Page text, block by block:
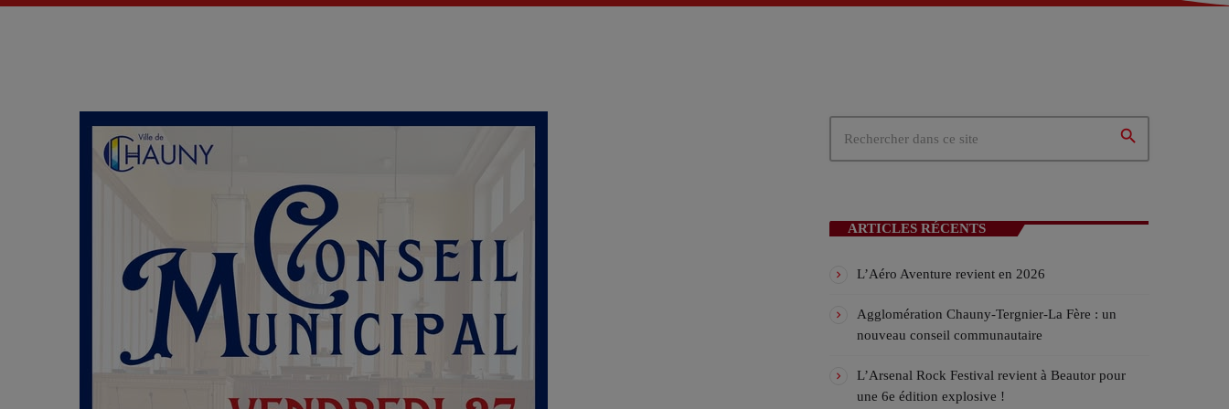
Actualités – Tergnier (02)
EMISSION EN COURS
La playlist VIV’FM
search
ARTICLES RÉCENTS
L’Aéro Aventure revient en 2026
Agglomération Chauny-Tergnier-La Fère : un
nouveau conseil communautaire
L’Arsenal Rock Festival revient à Beautor pour
une 6e édition explosive !